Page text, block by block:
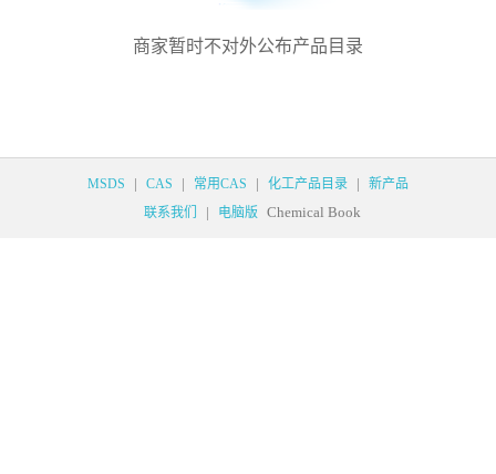
商家暂时不对外公布产品目录
MSDS | CAS | 常用CAS | 化工产品目录 |
新产品
联系我们
| 电脑版 Chemical Book